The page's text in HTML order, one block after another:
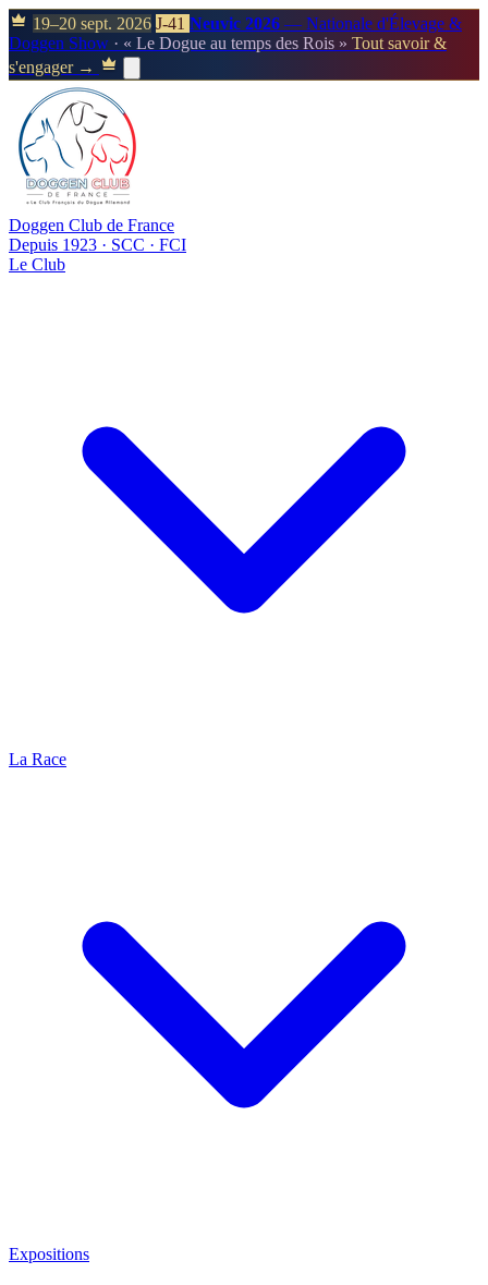
19–20 sept. 2026 J-41 Neuvic 2026 — Nationale d'Élevage &
Doggen Show · « Le Dogue au temps des Rois » Tout savoir &
s'engager →
Doggen Club de France
Depuis 1923 · SCC · FCI
Le Club
La Race
Expositions